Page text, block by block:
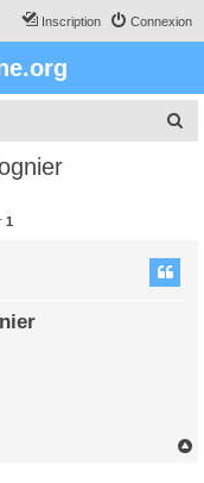
Connexion
Inscription
1